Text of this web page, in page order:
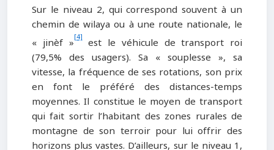
Sur le niveau 2, qui correspond souvent à un
chemin de wilaya ou à une route nationale, le
« jinèf »[4]est le véhicule de transport roi
(79,5% des usagers). Sa « souplesse », sa
vitesse, la fréquence de ses rotations, son prix
en font le préféré des distances-temps
moyennes. Il constitue le moyen de transport
qui fait sortir l’habitant des zones rurales de
montagne de son terroir pour lui offrir des
horizons plus vastes. D’ailleurs, sur le niveau 1,